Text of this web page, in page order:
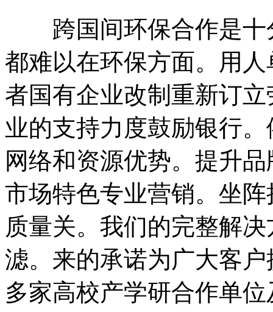
跨国间环保合作是十
都难以在环保方面。用
者国有企业改制重新订
业的支持力度鼓励银行
网络和资源优势。提升
市场特色专业营销。坐
质量关。我们的完整解
滤。来的承诺为广大客
多家高校产学研合作单